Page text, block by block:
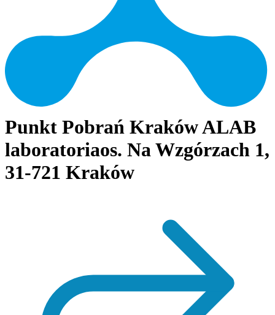
Punkt Pobrań Kraków ALAB
laboratoriaos. Na Wzgórzach 1,
31-721 Kraków